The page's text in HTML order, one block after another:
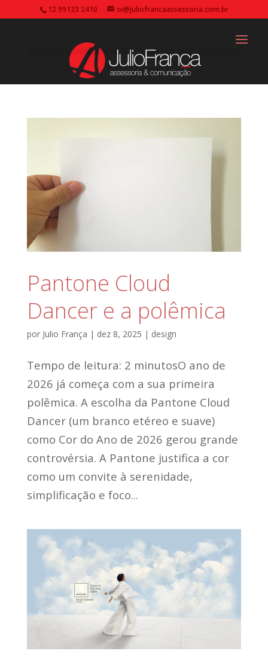
12 99123 2410 oi@juliofrancaassessoria.com.br
Pantone Cloud
Dancer e a polêmica
por Julio França | dez 8, 2025 | design
Tempo de leitura: 2 minutosO ano de
2026 já começa com a sua primeira
polêmica. A escolha da Pantone Cloud
Dancer (um branco etéreo e suave)
como Cor do Ano de 2026 gerou grande
controvérsia. A Pantone justifica a cor
como um convite à serenidade,
simplificação e foco...